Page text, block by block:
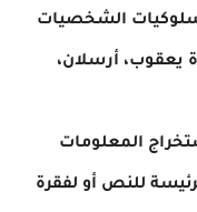
الشخصيات
يعقوب، أرسلان،
المعلومات
للنص أو لفقرة